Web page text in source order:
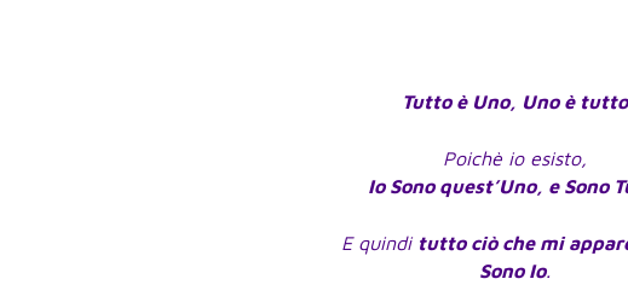
Tutto è Uno, Uno è tutto
Poichè io esisto,
Io Sono quest’Uno, e Sono
E quindi tutto ciò che mi
Sono Io.